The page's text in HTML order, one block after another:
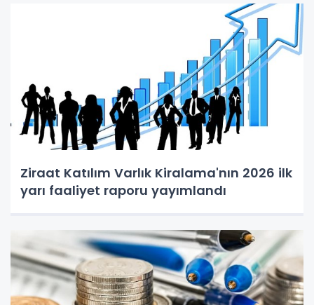
Ziraat Katılım Varlık Kiralama'nın 2026 ilk
yarı faaliyet raporu yayımlandı